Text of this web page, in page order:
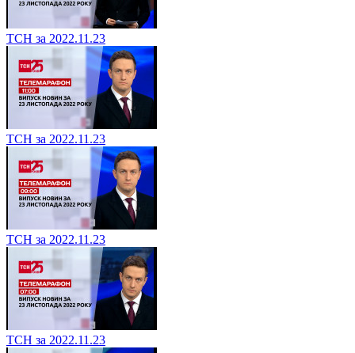
ТСН за 2022.11.23
ТСН за 2022.11.23
ТСН за 2022.11.23
ТСН за 2022.11.23